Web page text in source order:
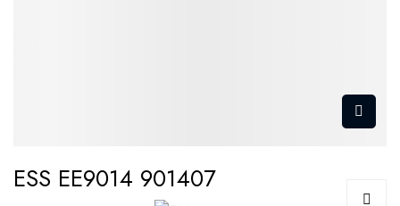
ESS EE9014 901407